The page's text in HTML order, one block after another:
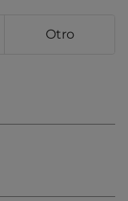
Otro